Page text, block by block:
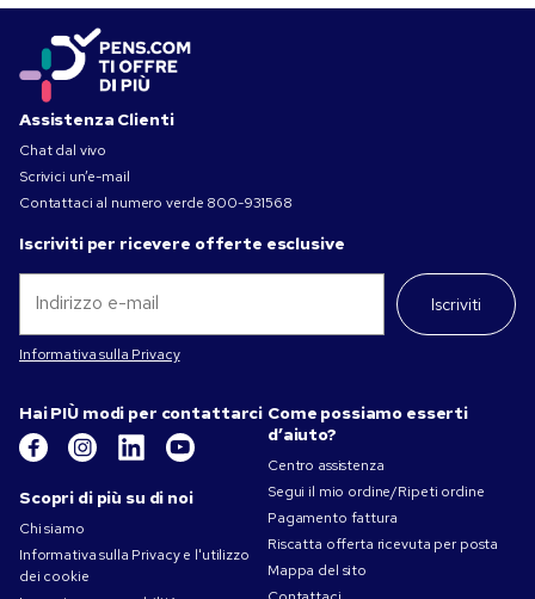
Assistenza Clienti
Chat dal vivo
Scrivici un’e-mail
Contattaci al numero verde 800-931568
Iscriviti per ricevere offerte esclusive
Iscriviti
Informativa sulla Privacy
Hai PIÙ modi per contattarci
Scopri di più su di noi
Chi siamo
Informativa sulla Privacy e l'utilizzo
dei cookie
Come possiamo esserti
d’aiuto?
Centro assistenza
Segui il mio ordine/Ripeti ordine
Pagamento fattura
Riscatta offerta ricevuta per posta
Mappa del sito